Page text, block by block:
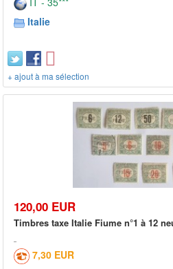
Italie
+ ajout à ma sélection
120,00 EUR
Timbres taxe Italie Fiume n°1 à 12
7,30 EUR